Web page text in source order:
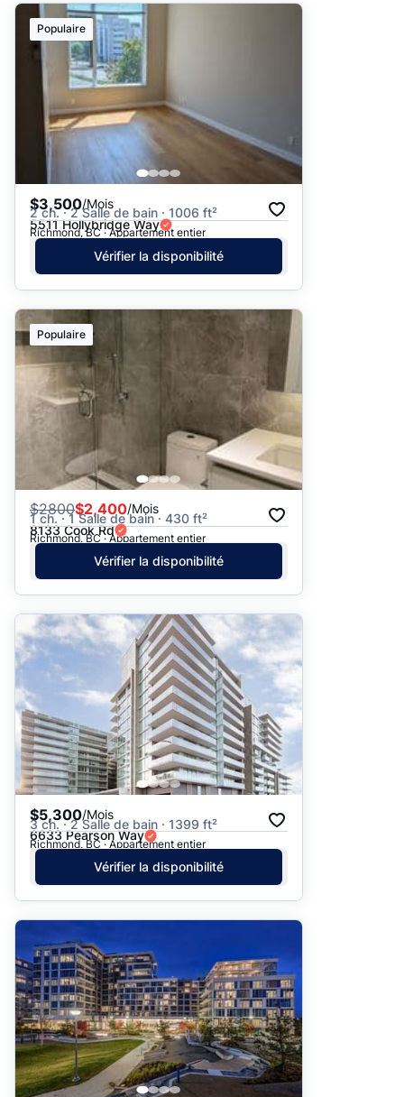
Populaire
$3,500/Mois
2 ch. · 2 Salle de bain · 1006 ft²
5511 Hollybridge Way
Richmond, BC · Appartement entier
Vérifier la disponibilité
Populaire
$2800$2,400/Mois
1 ch. · 1 Salle de bain · 430 ft²
8133 Cook Rd
Richmond, BC · Appartement entier
Vérifier la disponibilité
$5,300/Mois
3 ch. · 2 Salle de bain · 1399 ft²
6633 Pearson Way
Richmond, BC · Appartement entier
Vérifier la disponibilité